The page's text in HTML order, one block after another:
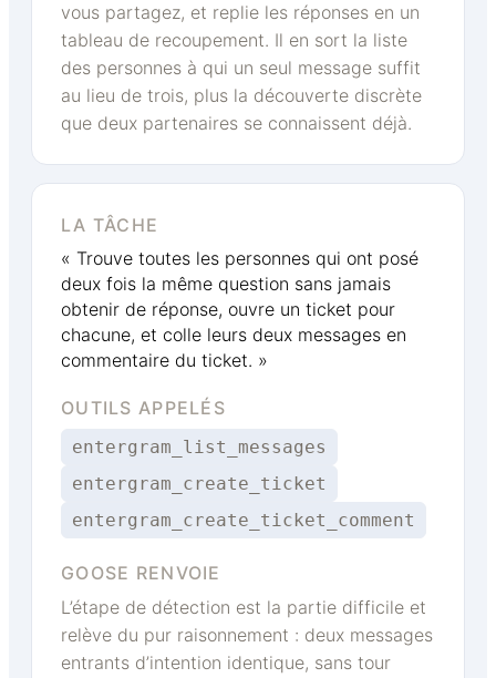
vous partagez, et replie les réponses en un
tableau de recoupement. Il en sort la liste
des personnes à qui un seul message suffit
au lieu de trois, plus la découverte discrète
que deux partenaires se connaissent déjà.
LA TÂCHE
« Trouve toutes les personnes qui ont posé
deux fois la même question sans jamais
obtenir de réponse, ouvre un ticket pour
chacune, et colle leurs deux messages en
commentaire du ticket. »
OUTILS APPELÉS
entergram_list_messages
entergram_create_ticket
entergram_create_ticket_comment
GOOSE RENVOIE
L’étape de détection est la partie difficile et
relève du pur raisonnement : deux messages
entrants d’intention identique, sans tour